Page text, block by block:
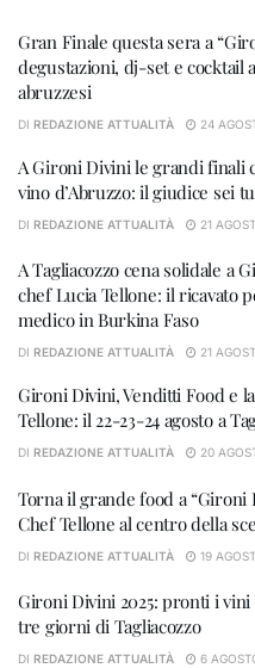
Gran Finale questa sera a
degustazioni, dj-set e cocktail
abruzzesi
DI REDAZIONE ATTUALITÀ 24
A Gironi Divini le grandi finali
vino d’Abruzzo: il giudice sei tu
DI REDAZIONE ATTUALITÀ 21
A Tagliacozzo cena solidale a
chef Lucia Tellone: il ricavato
medico in Burkina Faso
DI REDAZIONE ATTUALITÀ 21
Gironi Divini, Venditti Food e
Tellone: il 22-23-24 agosto a
DI REDAZIONE ATTUALITÀ 20
Torna il grande food a “Gironi
Chef Tellone al centro della
DI REDAZIONE ATTUALITÀ 19
Gironi Divini 2025: pronti i
tre giorni di Tagliacozzo
DI REDAZIONE ATTUALITÀ 6